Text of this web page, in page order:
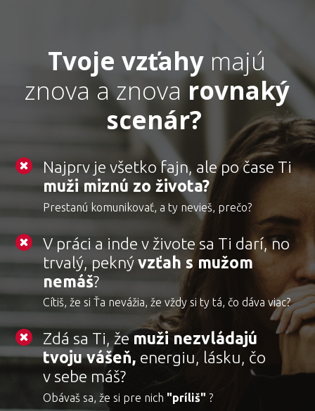
Tvoje vzťahy majú
znova a znovarovnaký
scenár?
Najprv je všetko fajn, ale po čase Ti
muži miznú zo života?
Prestanú komunikovať, a ty nevieš, prečo?
V práci a inde v živote sa Ti darí, no
trvalý, peknývzťah s mužom
nemáš?
Cítiš, že si Ťa nevážia, že vždy si ty tá, čo dáva viac?
Zdá sa Ti, žemuži nezvládajú
tvoju vášeň, energiu, lásku, čo
v sebe máš?
Obávaš sa, že si pre nich "príliš"?